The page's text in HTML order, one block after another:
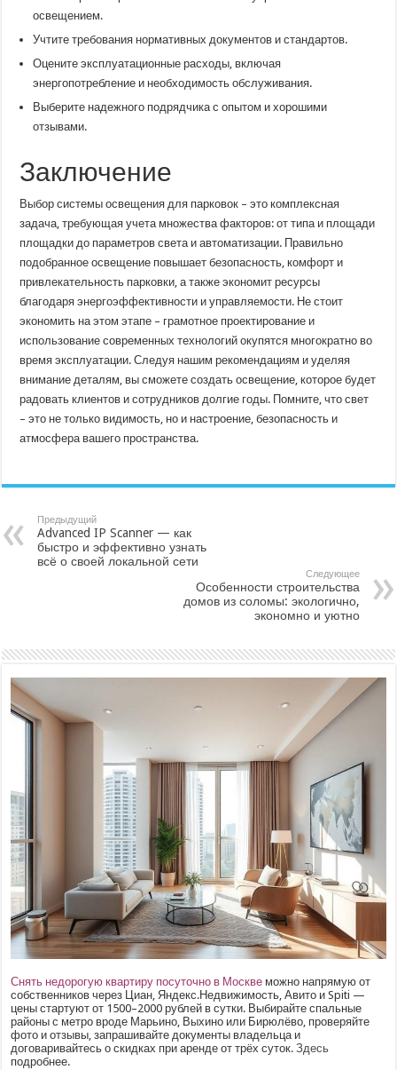
освещением.
Учтите требования нормативных документов и стандартов.
Оцените эксплуатационные расходы, включая
энергопотребление и необходимость обслуживания.
Выберите надежного подрядчика с опытом и хорошими
отзывами.
Заключение
Выбор системы освещения для парковок – это комплексная
задача, требующая учета множества факторов: от типа и площади
площадки до параметров света и автоматизации. Правильно
подобранное освещение повышает безопасность, комфорт и
привлекательность парковки, а также экономит ресурсы
благодаря энергоэффективности и управляемости. Не стоит
экономить на этом этапе – грамотное проектирование и
использование современных технологий окупятся многократно во
время эксплуатации. Следуя нашим рекомендациям и уделяя
внимание деталям, вы сможете создать освещение, которое будет
радовать клиентов и сотрудников долгие годы. Помните, что свет
– это не только видимость, но и настроение, безопасность и
атмосфера вашего пространства.
Предыдущий
Advanced IP Scanner — как
быстро и эффективно узнать
всё о своей локальной сети
Следующее
Особенности строительства
домов из соломы: экологично,
экономно и уютно
Снять недорогую квартиру посуточно в Москве можно напрямую от
собственников через Циан, Яндекс.Недвижимость, Авито и Spiti —
цены стартуют от 1500–2000 рублей в сутки. Выбирайте спальные
районы с метро вроде Марьино, Выхино или Бирюлёво, проверяйте
фото и отзывы, запрашивайте документы владельца и
договаривайтесь о скидках при аренде от трёх суток.Здесь
подробнее.